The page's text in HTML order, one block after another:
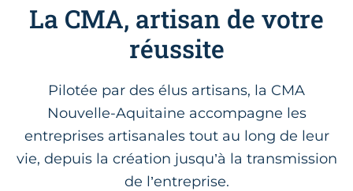
La CMA, artisan de votre
réussite
Pilotée par des élus artisans, la CMA
Nouvelle-Aquitaine accompagne les
entreprises artisanales tout au long de leur
vie, depuis la création jusqu’à la transmission
de l’entreprise.